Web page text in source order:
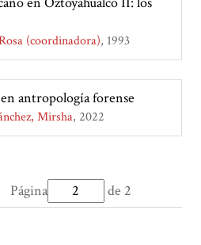
(coordinadora) 1993
antropología forense
Mirsha 2022
Página
de 2